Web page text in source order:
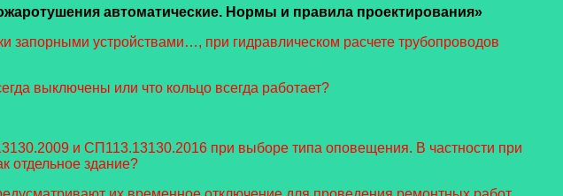
автоматические. Нормы и правила проектирования»
устройствами…, при гидравлическом расчете трубопроводов
выключены или что кольцо всегда работает?
и СП113.13130.2016 при выборе типа оповещения. В частности при
отдельное здание?